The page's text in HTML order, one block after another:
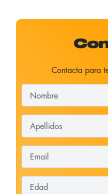
Contacta para